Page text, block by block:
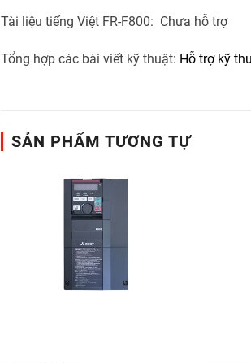
Tài liệu tiếng Việt FR-F800: Chưa hỗ trợ
Tổng hợp các bài viết kỹ thuật: Hỗ trợ kỹ
SẢN PHẨM TƯƠNG TỰ